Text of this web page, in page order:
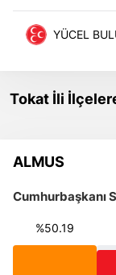
YÜCEL
Tokat İli
ALMUS
Cumhurbaşkanı
%50.19